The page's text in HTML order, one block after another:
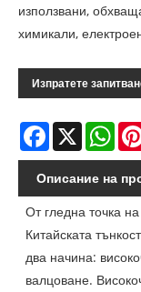
използвани,
химикали,
Изпратете
Facebook
X
Описание на
От гледна точка
Китайската
два начина:
валцоване.